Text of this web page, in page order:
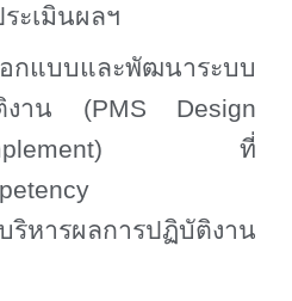
ะเมินผลฯ
แบบและพัฒนาระบบ
ติงาน (PMS Design
ที่
ริหารผลการปฏิบัติงาน